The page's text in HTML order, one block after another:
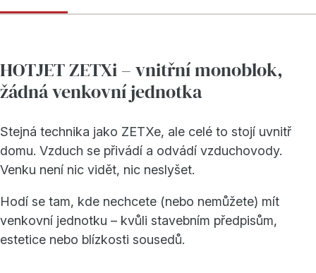
HOTJET ZETXi – vnitřní monoblok,
žádná venkovní jednotka
Stejná technika jako ZETXe, ale celé to stojí uvnitř
domu. Vzduch se přivádí a odvádí vzduchovody.
Venku není nic vidět, nic neslyšet.
Hodí se tam, kde nechcete (nebo nemůžete) mít
venkovní jednotku – kvůli stavebním předpisům,
estetice nebo blízkosti sousedů.